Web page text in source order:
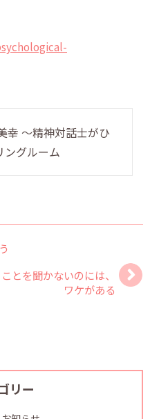
幸 〜精神対話士がひ
ングルーム
とを聞かないのには、
ワケがある
リー